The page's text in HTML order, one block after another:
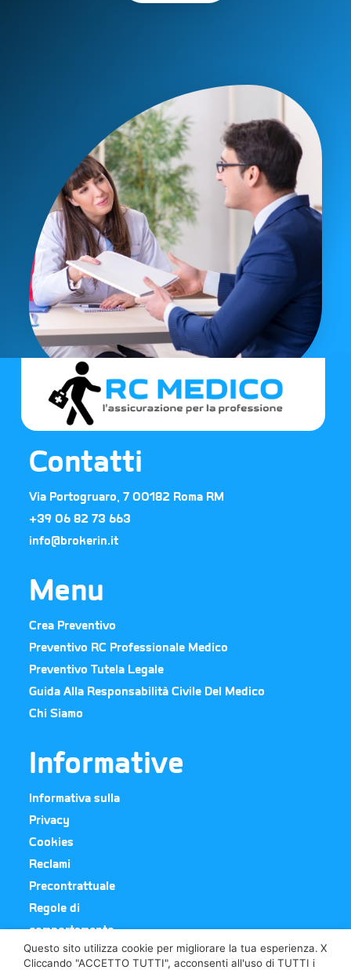
Contatti
Via Portogruaro, 7 00182 Roma RM
+39 06 82 73 663​
info@brokerin.it
Menu
Crea Preventivo
Preventivo RC Professionale Medico
Preventivo Tutela Legale
Guida Alla Responsabilità Civile Del Medico
Chi Siamo
Informative
Informativa sulla
Privacy
Cookies
Reclami
Precontrattuale
Regole di
comportamento
X
Questo sito utilizza cookie per migliorare la tua esperienza.
Cliccando "ACCETTO TUTTI", acconsenti all'uso di TUTTI i